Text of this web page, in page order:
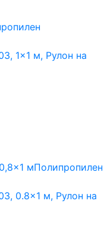
1×1 м, Рулон на
0,8x1 мПолипропилен
0.8×1 м, Рулон на